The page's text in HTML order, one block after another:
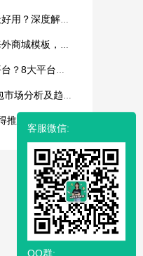
客服微信:
QQ群: